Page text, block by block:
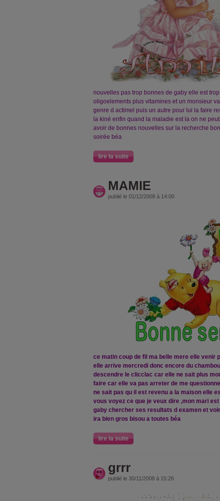
nouvelles pas trop bonnes de gaby elle est
oligoelements plus vitamines et un monsieur
genre d actimel puis un autre pour lui la faire
la kiné enfin quand la maladie est la on ne
avoir de bonnes nouvelles sur la recherche
soirée béa
lire la suite
MAMIE
publié le 01/12/2008 à 14:00
ce matin coup de fil ma belle mere elle venir
elle arrive mercredi donc encore du
descendre le clicclac car elle ne sait plus
faire car elle va pas arreter de me
ne sait pas qu il est revenu a la maison elle
vous voyez ce que je veux dire ,mon mari
gaby chercher ses resultats d examen et
ira bien gros bisou a toutes béa
lire la suite
grrr
publié le 30/11/2008 à 15:26